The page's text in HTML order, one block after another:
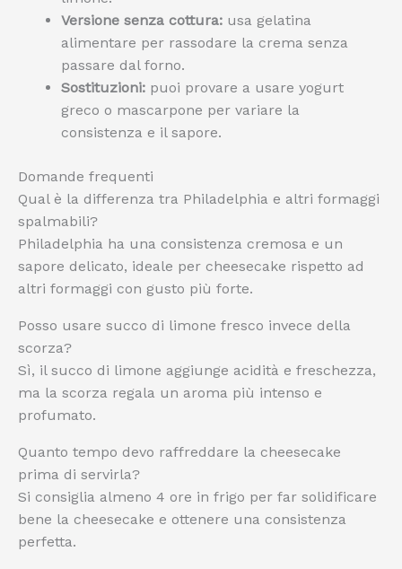
Versione senza cottura: usa gelatina
alimentare per rassodare la crema senza
passare dal forno.
Sostituzioni: puoi provare a usare yogurt
greco o mascarpone per variare la
consistenza e il sapore.
Domande frequenti
Qual è la differenza tra Philadelphia e altri formaggi
spalmabili?
Philadelphia ha una consistenza cremosa e un
sapore delicato, ideale per cheesecake rispetto ad
altri formaggi con gusto più forte.
Posso usare succo di limone fresco invece della
scorza?
Sì, il succo di limone aggiunge acidità e freschezza,
ma la scorza regala un aroma più intenso e
profumato.
Quanto tempo devo raffreddare la cheesecake
prima di servirla?
Si consiglia almeno 4 ore in frigo per far solidificare
bene la cheesecake e ottenere una consistenza
perfetta.